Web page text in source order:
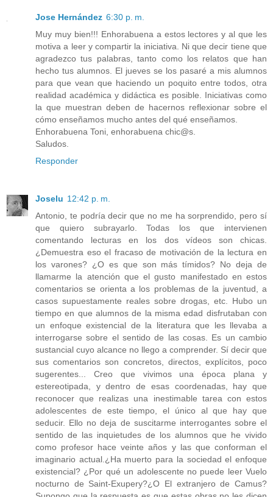
Jose Hernández 6:30 p. m.
Muy muy bien!!! Enhorabuena a estos lectores y al que les
motiva a leer y compartir la iniciativa. Ni que decir tiene que
agradezco tus palabras, tanto como los relatos que han
hecho tus alumnos. El jueves se los pasaré a mis alumnos
para que vean que haciendo un poquito entre todos, otra
realidad académica y didáctica es posible. Iniciativas como
la que muestran deben de hacernos reflexionar sobre el
cómo enseñamos mucho antes del qué enseñamos.
Enhorabuena Toni, enhorabuena chic@s.
Saludos.
Responder
Joselu 12:42 p. m.
Antonio, te podría decir que no me ha sorprendido, pero sí
que quiero subrayarlo. Todas los que intervienen
comentando lecturas en los dos vídeos son chicas.
¿Demuestra eso el fracaso de motivación de la lectura en
los varones? ¿O es que son más tímidos? No deja de
llamarme la atención que el gusto manifestado en estos
comentarios se orienta a los problemas de la juventud, a
casos supuestamente reales sobre drogas, etc. Hubo un
tiempo en que alumnos de la misma edad disfrutaban con
un enfoque existencial de la literatura que les llevaba a
interrogarse sobre el sentido de las cosas. Es un cambio
sustancial cuyo alcance no llego a comprender. Sí decir que
sus comentarios son concretos, directos, explícitos, poco
sugerentes... Creo que vivimos una época plana y
estereotipada, y dentro de esas coordenadas, hay que
reconocer que realizas una inestimable tarea con estos
adolescentes de este tiempo, el único al que hay que
seducir. Ello no deja de suscitarme interrogantes sobre el
sentido de las inquietudes de los alumnos que he vivido
como profesor hace veinte años y las que conforman el
imaginario actual.¿Ha muerto para la sociedad el enfoque
existencial? ¿Por qué un adolescente no puede leer Vuelo
nocturno de Saint-Exupery?¿O El extranjero de Camus?